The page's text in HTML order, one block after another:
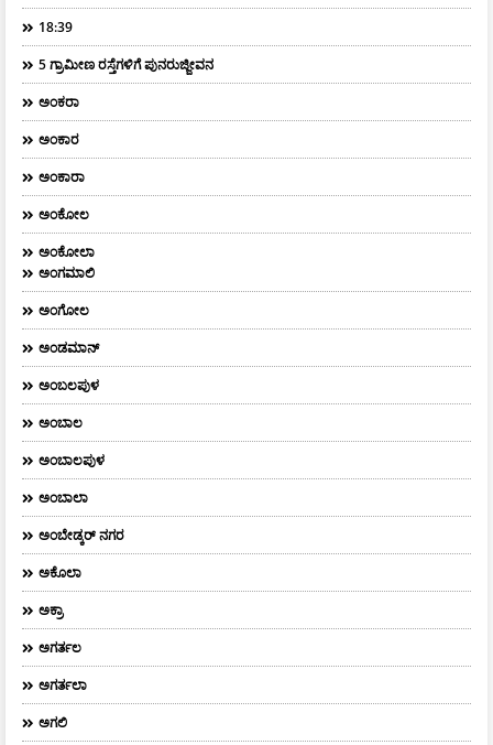
18:39
5 ಗ್ರಾಮೀಣ ರಸ್ತೆಗಳಿಗೆ ಪುನರುಜ್ಜೀವನ
ಅಂಕರಾ
ಅಂಕಾರ
ಅಂಕಾರಾ
ಅಂಕೋಲ
ಅಂಕೋಲಾ
ಅಂಗಮಾಲಿ
ಅಂಗೋಲ
ಅಂಡಮಾನ್
ಅಂಬಲಪುಳ
ಅಂಬಾಲ
ಅಂಬಾಲಪುಳ
ಅಂಬಾಲಾ
ಅಂಬೇಡ್ಕರ್‌ ನಗರ
ಅಕೊಲಾ
ಅಕ್ರಾ
ಅಗರ್ತಲ
ಅಗರ್ತಲಾ
ಅಗಲಿ